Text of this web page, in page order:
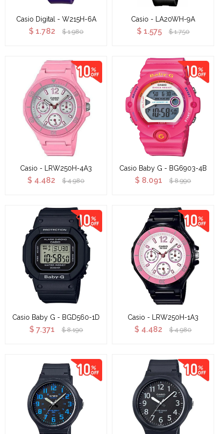
Casio Digital - W215H-6A
$ 1.782 $ 1.980
Casio - LA20WH-9A
$ 1.575 $ 1.750
Casio - LRW250H-4A3
$ 4.482 $ 4.980
Casio Baby G - BG6903-4B
$ 8.091 $ 8.990
Casio Baby G - BGD560-1D
$ 7.371 $ 8.190
Casio - LRW250H-1A3
$ 4.482 $ 4.980